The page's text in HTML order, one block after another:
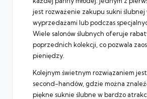
jest rozważenie zakupu sukni ślubnej
wyprzedażami lub podczas
Wiele salonów ślubnych oferuje
poprzednich kolekcji, co pozwala
pieniędzy.
Kolejnym świetnym rozwiązaniem
second-handów, gdzie można
piękne suknie ślubne w bardzo